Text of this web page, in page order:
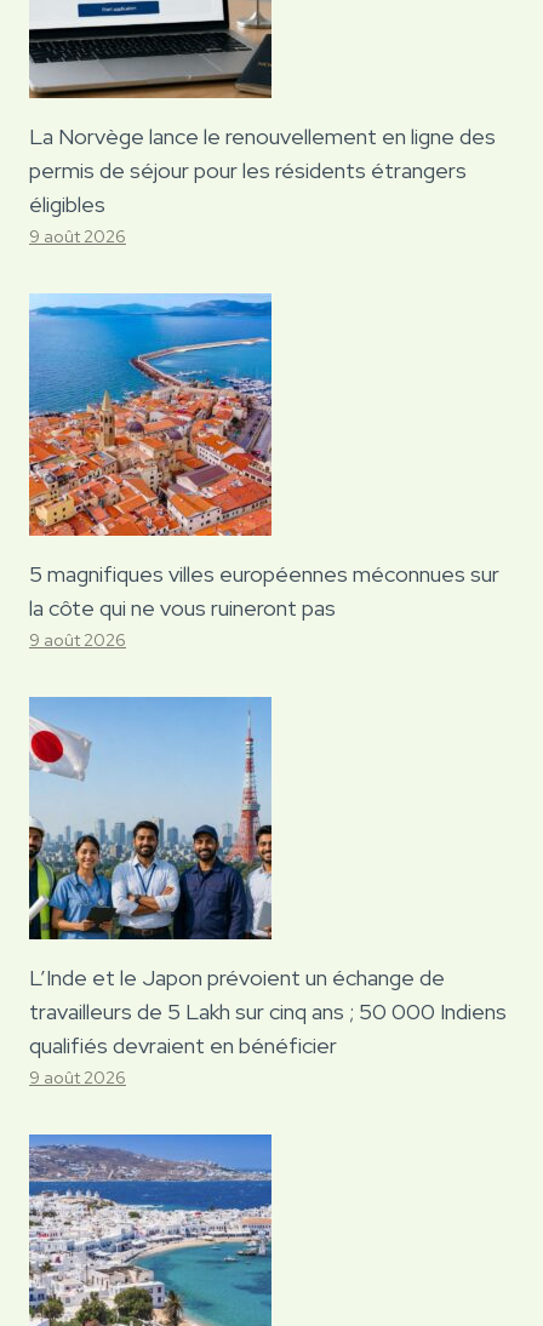
La Norvège lance le renouvellement en ligne des
permis de séjour pour les résidents étrangers
éligibles
9 août 2026
5 magnifiques villes européennes méconnues sur
la côte qui ne vous ruineront pas
9 août 2026
L’Inde et le Japon prévoient un échange de
travailleurs de 5 Lakh sur cinq ans ; 50 000 Indiens
qualifiés devraient en bénéficier
9 août 2026